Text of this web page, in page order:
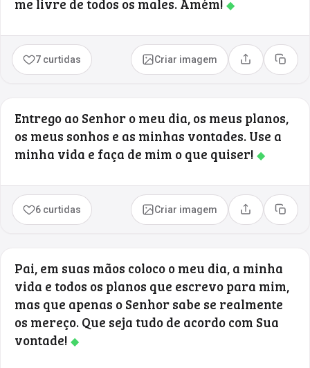
me livre de todos os males. Amém! ◆
7 curtidas Criar imagem Compartilhar
Copiar
Entrego ao Senhor o meu dia, os meus planos,
os meus sonhos e as minhas vontades. Use a
minha vida e faça de mim o que quiser! ◆
6 curtidas Criar imagem Compartilhar
Copiar
Pai, em suas mãos coloco o meu dia, a minha
vida e todos os planos que escrevo para mim,
mas que apenas o Senhor sabe se realmente
os mereço. Que seja tudo de acordo com Sua
vontade! ◆